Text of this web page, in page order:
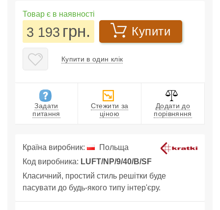
Товар є в наявності
3 193 грн. Купити
Купити в один клік
Задати
питання
Стежити за
ціною
Додати до
порівняння
Країна виробник:
Польща
Код виробника: LUFT/NP/9/40/B/SF
Класичний, простий стиль решітки буде
пасувати до будь-якого типу інтер'єру.